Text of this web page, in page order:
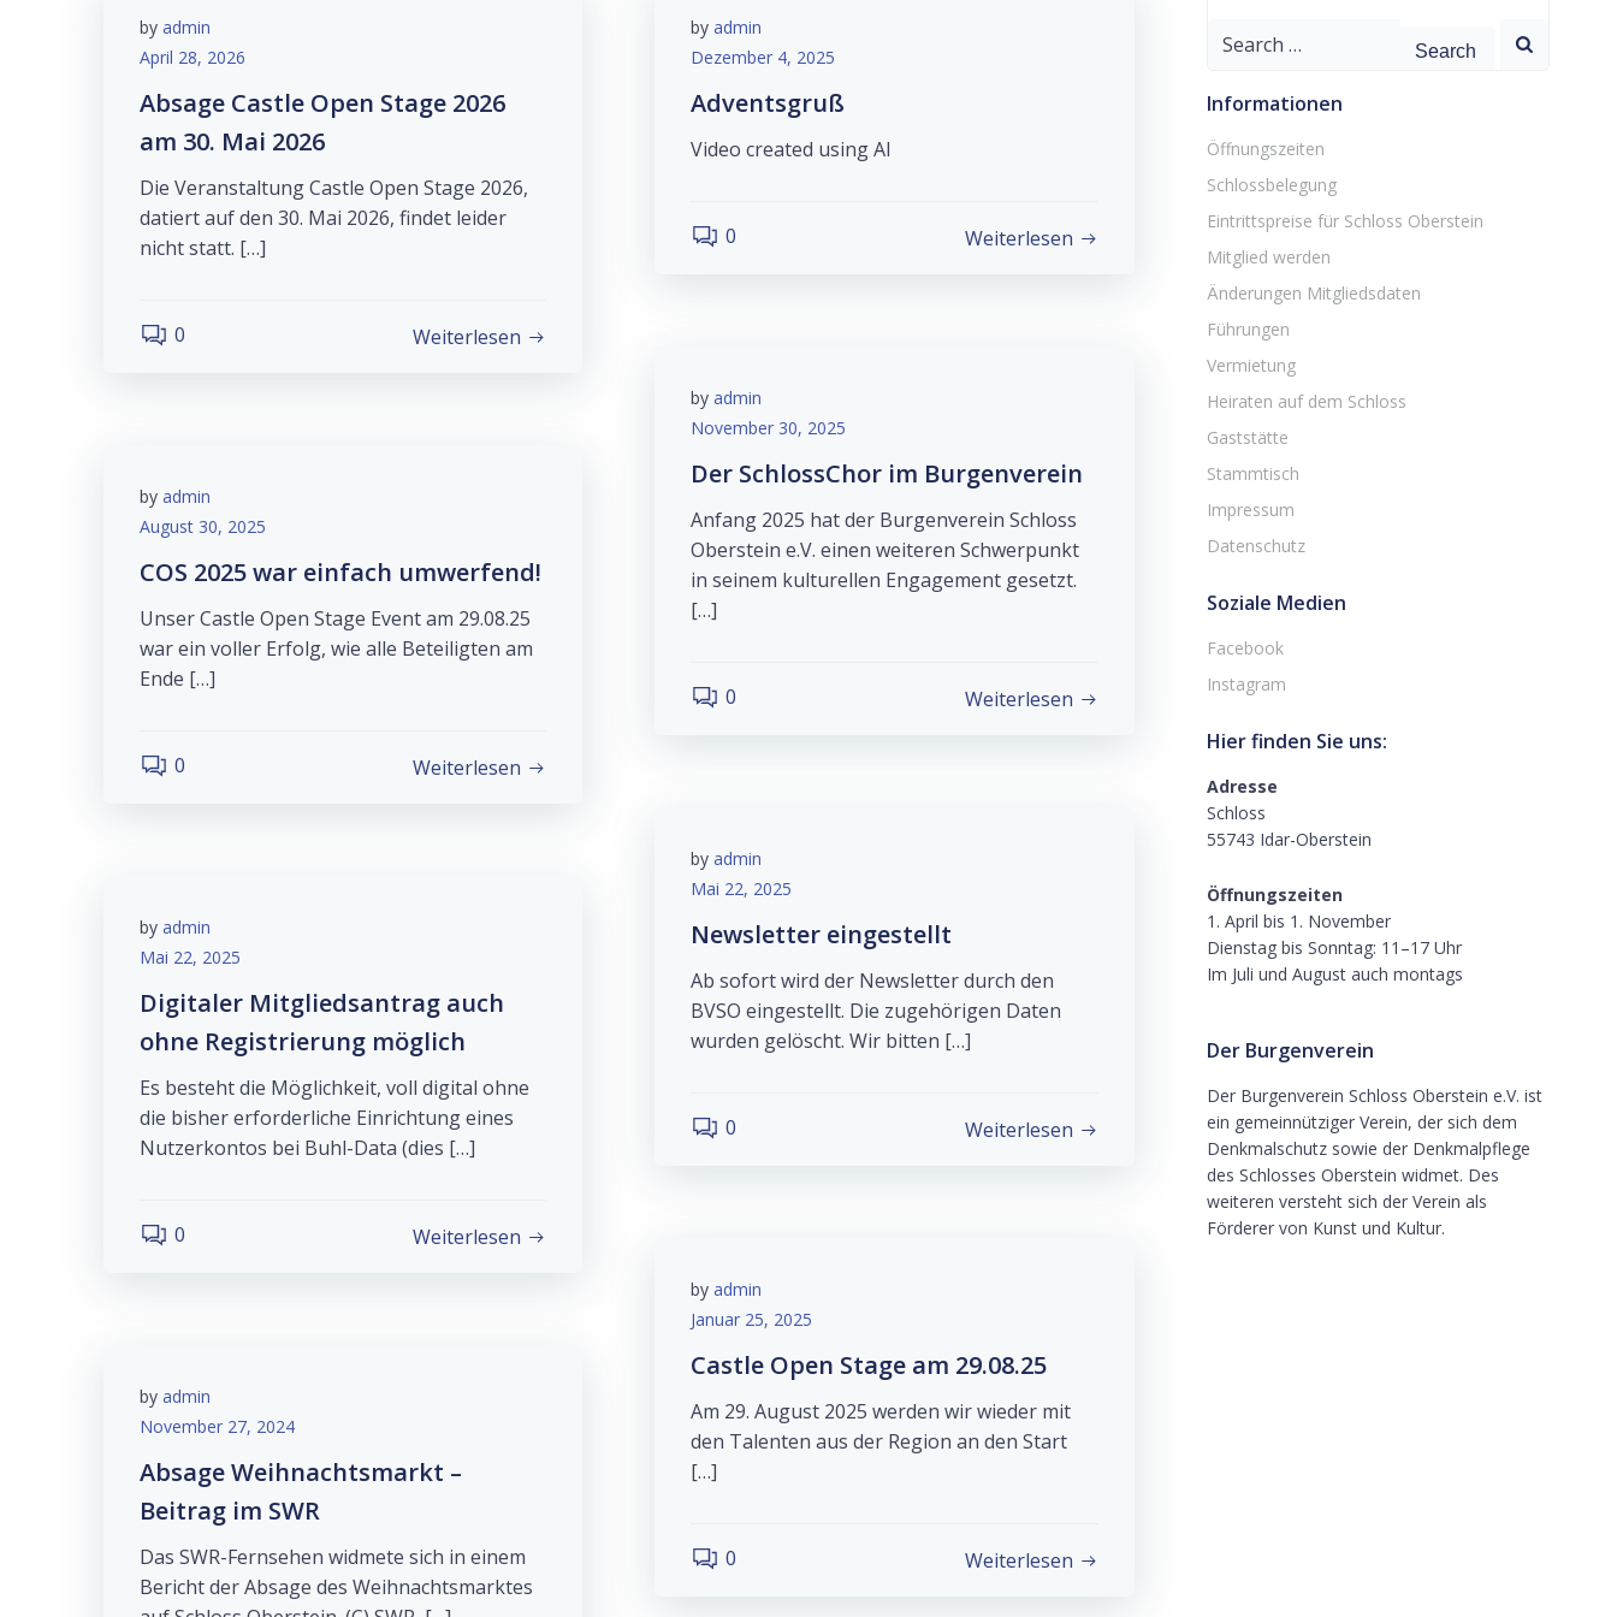
by admin
April 28, 2026
Absage Castle Open Stage 2026
am 30. Mai 2026
Die Veranstaltung Castle Open Stage 2026,
datiert auf den 30. Mai 2026, findet leider
nicht statt. […]
0 Weiterlesen
byadmin
Dezember 4, 2025
Adventsgruß
Video created using AI
0 Weiterlesen
byadmin
November 30, 2025
Der SchlossChor im Burgenverein
Anfang 2025 hat der Burgenverein Schloss
Oberstein e.V. einen weiteren Schwerpunkt
in seinem kulturellen Engagement gesetzt.
[…]
0 Weiterlesen
by admin
August 30, 2025
COS 2025 war einfach umwerfend!
Unser Castle Open Stage Event am 29.08.25
war ein voller Erfolg, wie alle Beteiligten am
Ende […]
0 Weiterlesen
byadmin
Mai 22, 2025
Newsletter eingestellt
Ab sofort wird der Newsletter durch den
BVSO eingestellt. Die zugehörigen Daten
wurden gelöscht. Wir bitten […]
0 Weiterlesen
by admin
Mai 22, 2025
Digitaler Mitgliedsantrag auch
ohne Registrierung möglich
Es besteht die Möglichkeit, voll digital ohne
die bisher erforderliche Einrichtung eines
Nutzerkontos bei Buhl-Data (dies […]
0 Weiterlesen
byadmin
Januar 25, 2025
Castle Open Stage am 29.08.25
Am 29. August 2025 werden wir wieder mit
den Talenten aus der Region an den Start
[…]
0 Weiterlesen
by admin
November 27, 2024
Absage Weihnachtsmarkt –
Beitrag im SWR
Das SWR-Fernsehen widmete sich in einem
Bericht der Absage des Weihnachtsmarktes
Search
Informationen
Öffnungszeiten
Schlossbelegung
Eintrittspreise für Schloss Oberstein
Mitglied werden
Änderungen Mitgliedsdaten
Führungen
Vermietung
Heiraten auf dem Schloss
Gaststätte
Stammtisch
Impressum
Datenschutz
Soziale Medien
Facebook
Instagram
Hier finden Sie uns:
Adresse
Schloss
55743 Idar-Oberstein
Öffnungszeiten
1. April bis 1. November
Dienstag bis Sonntag: 11–17 Uhr
Im Juli und August auch montags
Der Burgenverein
Der Burgenverein Schloss Oberstein e.V. ist
ein gemeinnütziger Verein, der sich dem
Denkmalschutz sowie der Denkmalpflege
des Schlosses Oberstein widmet. Des
weiteren versteht sich der Verein als
Förderer von Kunst und Kultur.